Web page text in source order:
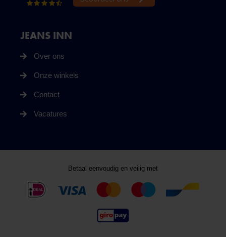
JEANS INN
Over ons
Onze winkels
Contact
Vacatures
Betaal eenvoudig en veilig met